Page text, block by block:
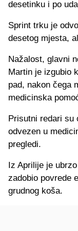
desetinku i po
Sprint trku je
desetog mjesta,
Nažalost, glavni
Martin je izgubio
pad, nakon čega
medicinska
Prisutni redari su
odvezen u
pregledi.
Iz Aprilije je
zadobio povrede
grudnog koša.